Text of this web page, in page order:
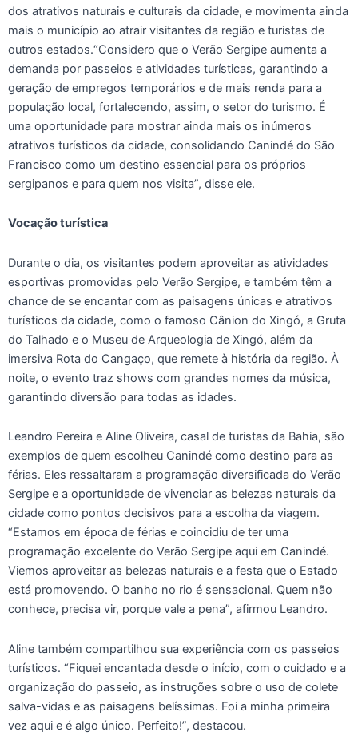
dos atrativos naturais e culturais da cidade, e movimenta ainda
mais o município ao atrair visitantes da região e turistas de
outros estados.“Considero que o Verão Sergipe aumenta a
demanda por passeios e atividades turísticas, garantindo a
geração de empregos temporários e de mais renda para a
população local, fortalecendo, assim, o setor do turismo. É
uma oportunidade para mostrar ainda mais os inúmeros
atrativos turísticos da cidade, consolidando Canindé do São
Francisco como um destino essencial para os próprios
sergipanos e para quem nos visita”, disse ele.
Vocação turística
Durante o dia, os visitantes podem aproveitar as atividades
esportivas promovidas pelo Verão Sergipe, e também têm a
chance de se encantar com as paisagens únicas e atrativos
turísticos da cidade, como o famoso Cânion do Xingó, a Gruta
do Talhado e o Museu de Arqueologia de Xingó, além da
imersiva Rota do Cangaço, que remete à história da região. À
noite, o evento traz shows com grandes nomes da música,
garantindo diversão para todas as idades.
Leandro Pereira e Aline Oliveira, casal de turistas da Bahia, são
exemplos de quem escolheu Canindé como destino para as
férias. Eles ressaltaram a programação diversificada do Verão
Sergipe e a oportunidade de vivenciar as belezas naturais da
cidade como pontos decisivos para a escolha da viagem.
“Estamos em época de férias e coincidiu de ter uma
programação excelente do Verão Sergipe aqui em Canindé.
Viemos aproveitar as belezas naturais e a festa que o Estado
está promovendo. O banho no rio é sensacional. Quem não
conhece, precisa vir, porque vale a pena”, afirmou Leandro.
Aline também compartilhou sua experiência com os passeios
turísticos. “Fiquei encantada desde o início, com o cuidado e a
organização do passeio, as instruções sobre o uso de colete
salva-vidas e as paisagens belíssimas. Foi a minha primeira
vez aqui e é algo único. Perfeito!”, destacou.